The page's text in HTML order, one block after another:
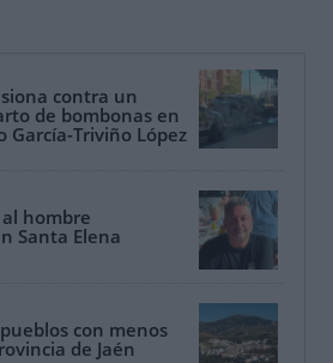
contra un
de bombonas en
García-Triviño López
hombre
Santa Elena
con menos
de Jaén